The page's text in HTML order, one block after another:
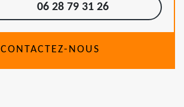
06 28 79 31 26
CONTACTEZ-NOUS